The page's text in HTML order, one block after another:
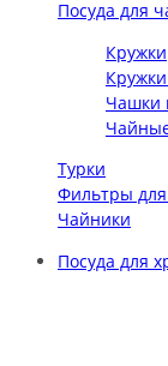
Посуда для
Кружки
Чашки
Турки
Фильтры
Чайники
Посуда для